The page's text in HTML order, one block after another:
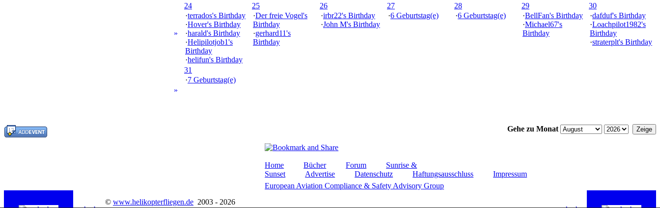
»
24
·terrados's Birthday
·Hover's Birthday
·harald's Birthday
·Helipilotjob1's
Birthday
·helifun's Birthday
25
·Der freie Vogel's
Birthday
·gerhard11's
Birthday
26
·irbr22's Birthday
·John M's Birthday
27
·6 Geburtstag(e)
28
·6 Geburtstag(e)
29
·BellFan's Birthday
·Michael67's
Birthday
30
·dafduf's Birthday
·Loachpilot1982's
Birthday
·straterplt's Birthday
»
31
·7 Geburtstag(e)
Gehe zu Monat
Home Bücher Forum
Sunrise &
Sunset
Advertise Datenschutz Haftungsausschluss
Impressum
European Aviation Compliance & Safety Advisory Group
© www.helikopterfliegen.de 2003 - 2026